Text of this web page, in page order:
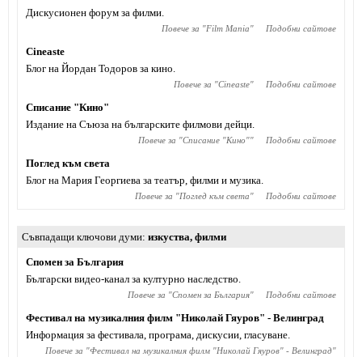
Дискусионен форум за филми.
Повече за "Film Mania" Подобни сайтове
Cineaste
Блог на Йордан Тодоров за кино.
Повече за "Cineaste" Подобни сайтове
Списание "Кино"
Издание на Съюза на българските филмови дейци.
Повече за "Списание "Кино"" Подобни сайтове
Поглед към света
Блог на Мария Георгиева за театър, филми и музика.
Повече за "Поглед към света" Подобни сайтове
Съвпадащи ключови думи изкуства, филми
Спомен за България
Български видео-канал за културно наследство.
Повече за "Спомен за България" Подобни сайтове
Фестивал на музикалния филм "Николай Гяуров" - Велинград
Информация за фестивала, програма, дискусии, гласуване.
Повече за "Фестивал на музикалния филм "Николай Гяуров" - Велинград"